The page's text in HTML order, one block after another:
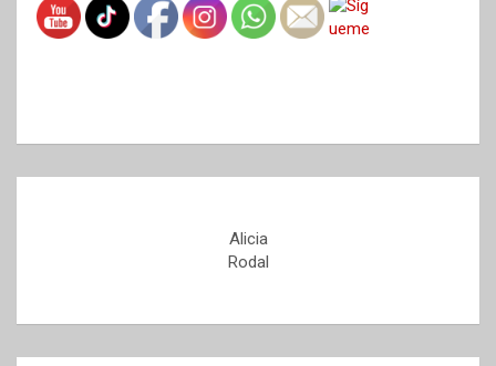
Alicia
Rodal